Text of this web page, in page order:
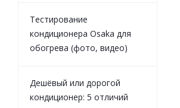
Тестирование
кондиционера Osaka для
обогрева (фото, видео)
Дешёвый или дорогой
кондиционер: 5 отличий